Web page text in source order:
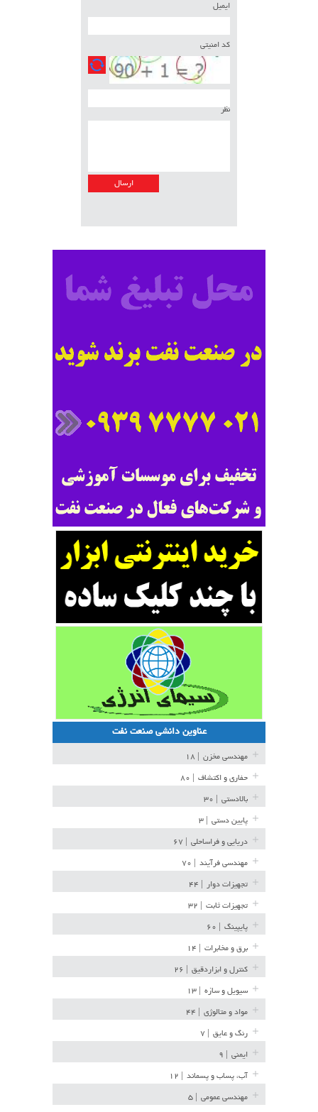
ایمیل
کد امنیتی
نظر
عناوین دانشی صنعت نفت
مهندسی مخزن
حفاری و اکتشاف
بالادستی
پایین دستی
دریایی و فراساحلی
مهندسی فرآیند
تجهیزات دوار
تجهیزات ثابت
پایپینگ
برق و مخابرات
کنترل و ابزاردقیق
سیویل و سازه
مواد و متالوژی
رنگ و عایق
ایمنی
آب، پساب و پسماند
مهندسی عمومی